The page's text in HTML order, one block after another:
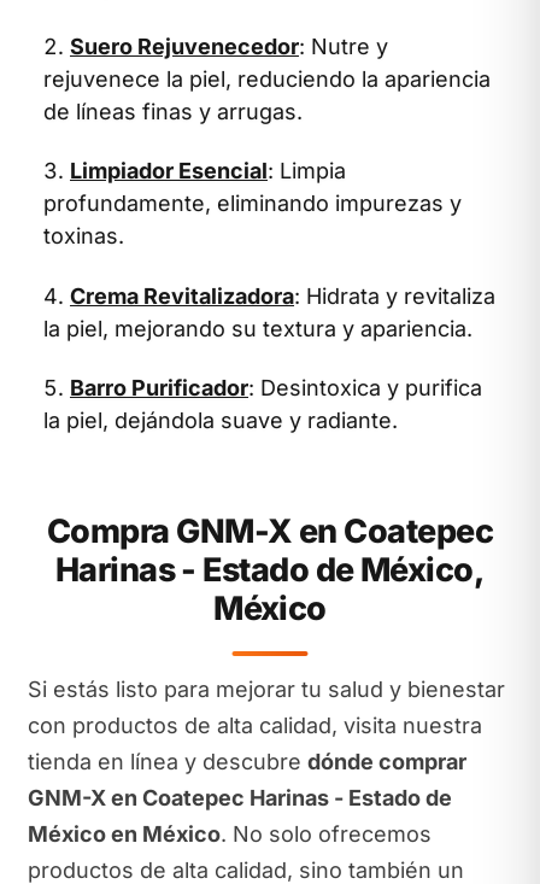
Suero Rejuvenecedor: Nutre y
rejuvenece la piel, reduciendo la apariencia
de líneas finas y arrugas.
Limpiador Esencial: Limpia
profundamente, eliminando impurezas y
toxinas.
Crema Revitalizadora: Hidrata y revitaliza
la piel, mejorando su textura y apariencia.
Barro Purificador: Desintoxica y purifica
la piel, dejándola suave y radiante.
Compra GNM-X en Coatepec
Harinas - Estado de México,
México
Si estás listo para mejorar tu salud y bienestar
con productos de alta calidad, visita nuestra
tienda en línea y descubre dónde comprar
GNM-X en Coatepec Harinas - Estado de
México en México. No solo ofrecemos
productos de alta calidad, sino también un